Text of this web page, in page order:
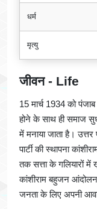
धर्म
मृत्यु
जीवन - Life
15 मार्च 1934 को पंजाब
होने के साथ ही समाज
में मनाया जाता है।
पार्टी की स्थापना
तक सत्ता के गलियारों में
कांशीराम बहुजन
जनता के लिए अपनी